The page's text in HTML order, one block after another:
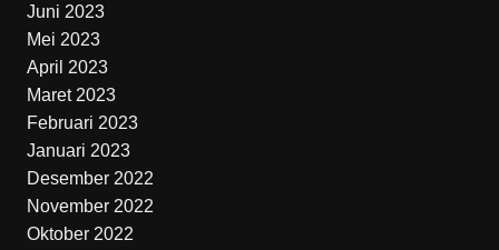
Juni 2023
Mei 2023
April 2023
Maret 2023
Februari 2023
Januari 2023
Desember 2022
November 2022
Oktober 2022